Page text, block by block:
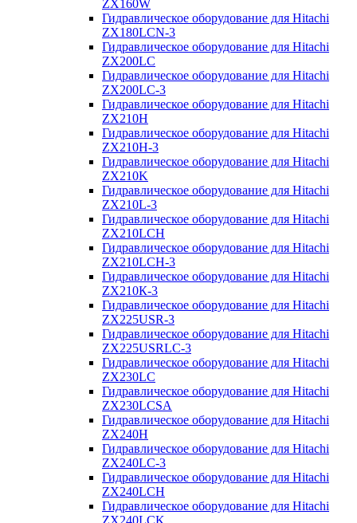
ZX160W
Гидравлическое оборудование для Hitachi
ZX180LCN-3
Гидравлическое оборудование для Hitachi
ZX200LC
Гидравлическое оборудование для Hitachi
ZX200LC-3
Гидравлическое оборудование для Hitachi
ZX210H
Гидравлическое оборудование для Hitachi
ZX210H-3
Гидравлическое оборудование для Hitachi
ZX210K
Гидравлическое оборудование для Hitachi
ZX210L-3
Гидравлическое оборудование для Hitachi
ZX210LCH
Гидравлическое оборудование для Hitachi
ZX210LCH-3
Гидравлическое оборудование для Hitachi
ZX210К-3
Гидравлическое оборудование для Hitachi
ZX225USR-3
Гидравлическое оборудование для Hitachi
ZX225USRLC-3
Гидравлическое оборудование для Hitachi
ZX230LC
Гидравлическое оборудование для Hitachi
ZX230LCSA
Гидравлическое оборудование для Hitachi
ZX240H
Гидравлическое оборудование для Hitachi
ZX240LC-3
Гидравлическое оборудование для Hitachi
ZX240LCH
Гидравлическое оборудование для Hitachi
ZX240LCK